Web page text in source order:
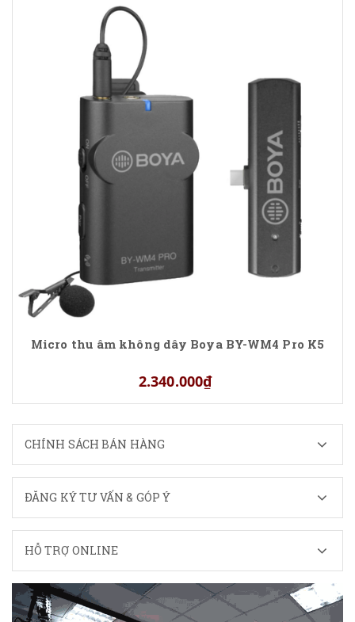
Micro thu âm không dây Boya BY-WM4 Pro K5
2.340.000₫
CHÍNH SÁCH BÁN HÀNG
ĐĂNG KÝ TƯ VẤN & GÓP Ý
HỖ TRỢ ONLINE